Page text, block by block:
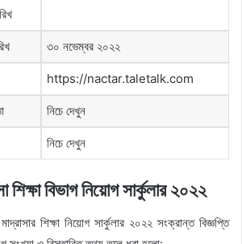
৩০ নভেম্বর ২০২২
https://nactar.taletalk.com
নিচে দেখুন
নিচে দেখুন
শিক্ষা বিভাগ নিয়োগ সার্কুলার ২০২২
শিক্ষা নিয়োগ সার্কুলার ২০২২ সংক্রান্ত বিজ্ঞপ্তি